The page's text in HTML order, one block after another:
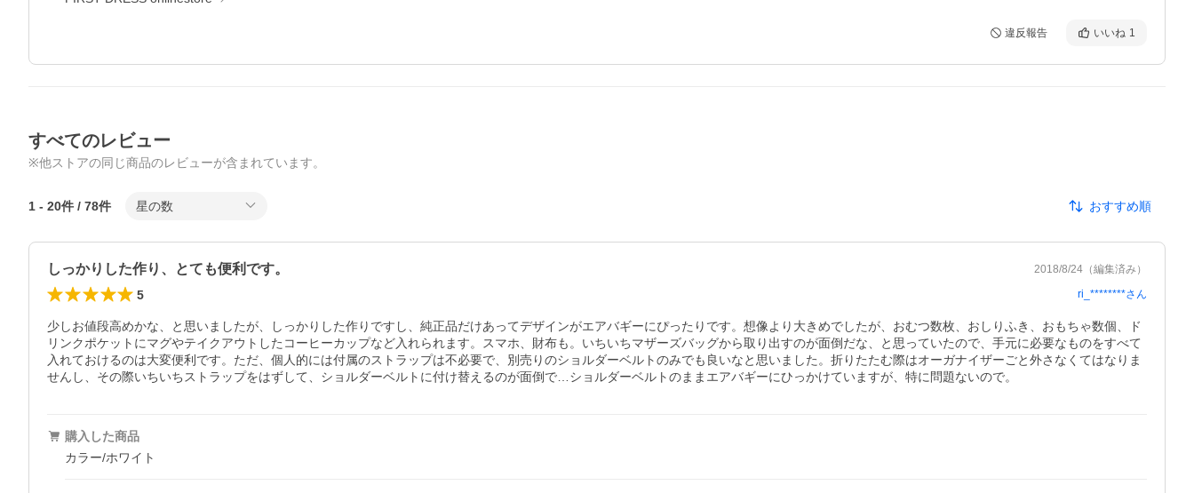
違反報告 いいね 1
すべてのレビュー
※他ストアの同じ商品のレビューが含まれています。
1 - 20件 / 78件 星の数 おすすめ順
しっかりした作り、とても便利です。 2018/8/24 （編集済み）
5 ri_********さん
少しお値段高めかな、と思いましたが、しっかりした作りですし、純正品だけあってデザインがエアバギーにぴったりです。想像より大きめでしたが、おむつ数枚、おしりふき、おもちゃ数個、ド
リンクポケットにマグやテイクアウトしたコーヒーカップなど入れられます。スマホ、財布も。いちいちマザーズバッグから取り出すのが面倒だな、と思っていたので、手元に必要なものをすべて
入れておけるのは大変便利です。ただ、個人的には付属のストラップは不必要で、別売りのショルダーベルトのみでも良いなと思いました。折りたたむ際はオーガナイザーごと外さなくてはなりま
せんし、その際いちいちストラップをはずして、ショルダーベルトに付け替えるのが面倒で…ショルダーベルトのままエアバギーにひっかけていますが、特に問題ないので。
購入した商品
カラー/ホワイト